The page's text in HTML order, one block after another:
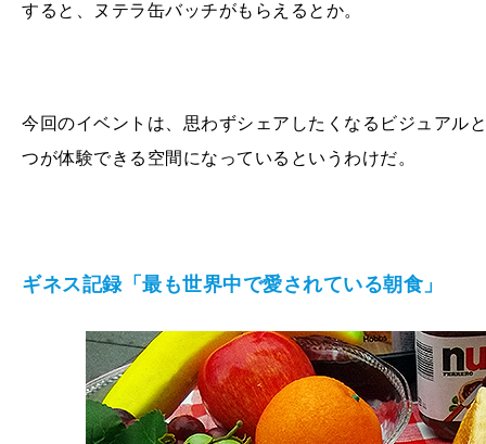
すると、ヌテラ缶バッチがもらえるとか。
今回のイベントは、思わずシェアしたくなるビジュアル
つが体験できる空間になっているというわけだ。
ギネス記録「最も世界中で愛されている朝食」